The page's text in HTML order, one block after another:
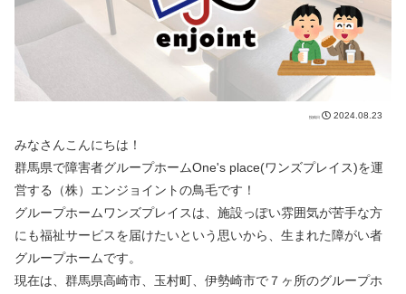
2024.08.23
みなさんこんにちは！
群馬県で障害者グループホームOne's place(ワンズプレイス)を運
営する（株）エンジョイントの鳥毛です！
グループホームワンズプレイスは、施設っぽい雰囲気が苦手な方
にも福祉サービスを届けたいという思いから、生まれた障がい者
グループホームです。
現在は、群馬県高崎市、玉村町、伊勢崎市で７ヶ所のグループホ